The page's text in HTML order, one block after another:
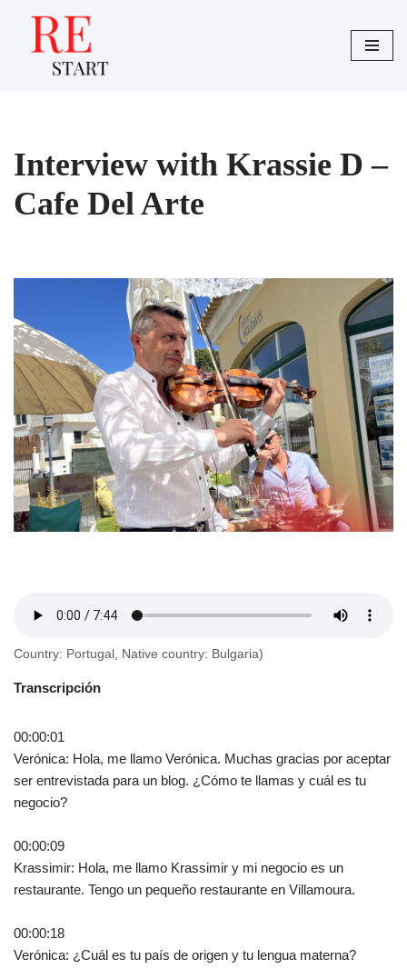
Saltar
Interview with Krassie D –
Cafe Del Arte
Country: Portugal, Native country: Bulgaria)
Transcripción
00:00:01
Verónica: Hola, me llamo Verónica. Muchas gracias por aceptar
ser entrevistada para un blog. ¿Cómo te llamas y cuál es tu
negocio?
00:00:09
Krassimir: Hola, me llamo Krassimir y mi negocio es un
restaurante. Tengo un pequeño restaurante en Villamoura.
00:00:18
Verónica: ¿Cuál es tu país de origen y tu lengua materna?